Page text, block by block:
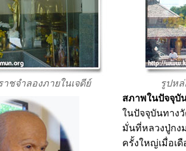
ชจำลองภายในเจดีย์ รูปห
สภาพในปัจจุบั
ในปัจจุบันทาง
มั่นที่หลวงปู่กง
ครั้งใหญ่เมื่อเ